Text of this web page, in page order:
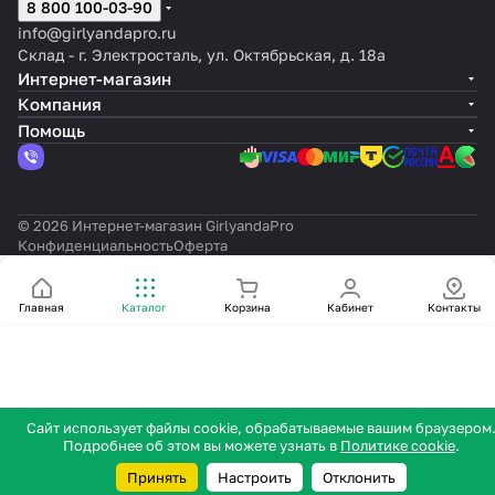
Главная Каталог Корзина Кабинет Контакты
8 800 100-03-90
info@girlyandapro.ru
Склад - г. Электросталь, ул. Октябрьская, д. 18а
Интернет-магазин
Компания
Помощь
© 2026 Интернет-магазин GirlyandaPro
КонфиденциальностьОферта
Сайт использует файлы cookie, обрабатываемые вашим браузером.
Подробнее об этом вы можете узнать в Политике cookie.
Принять
Настроить Отклонить